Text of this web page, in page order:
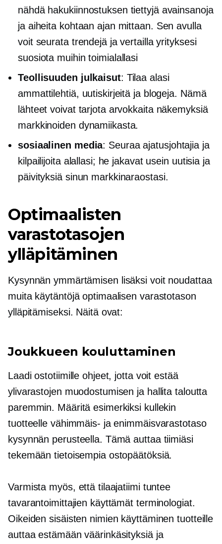
nähdä hakukiinnostuksen tiettyjä avainsanoja
ja aiheita kohtaan ajan mittaan. Sen avulla
voit seurata trendejä ja vertailla yrityksesi
suosiota muihin toimialallasi
Teollisuuden julkaisut: Tilaa alasi
ammattilehtiä, uutiskirjeitä ja blogeja. Nämä
lähteet voivat tarjota arvokkaita näkemyksiä
markkinoiden dynamiikasta.
sosiaalinen media: Seuraa ajatusjohtajia ja
kilpailijoita alallasi; he jakavat usein uutisia ja
päivityksiä sinun markkinaraostasi.
Optimaalisten
varastotasojen
ylläpitäminen
Kysynnän ymmärtämisen lisäksi voit noudattaa
muita käytäntöjä optimaalisen varastotason
ylläpitämiseksi. Näitä ovat:
Joukkueen kouluttaminen
Laadi ostotiimille ohjeet, jotta voit estää
ylivarastojen muodostumisen ja hallita taloutta
paremmin. Määritä esimerkiksi kullekin
tuotteelle vähimmäis- ja enimmäisvarastotaso
kysynnän perusteella. Tämä auttaa tiimiäsi
tekemään tietoisempia ostopäätöksiä.
Varmista myös, että tilaajatiimi tuntee
tavarantoimittajien käyttämät terminologiat.
Oikeiden sisäisten nimien käyttäminen tuotteille
auttaa estämään väärinkäsityksiä ja